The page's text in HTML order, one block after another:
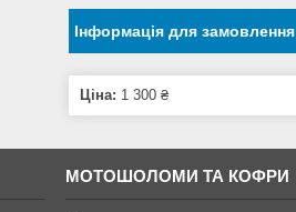
Інформація для замовлення
Ціна: 1 300 ₴
МОТОШОЛОМИ ТА КОФРИ